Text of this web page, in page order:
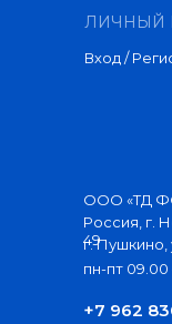
ЛИЧНЫЙ
Вход /
+7 962
пн-пт
Россия, г.
49
г. Пушкино,
ООО «ТД